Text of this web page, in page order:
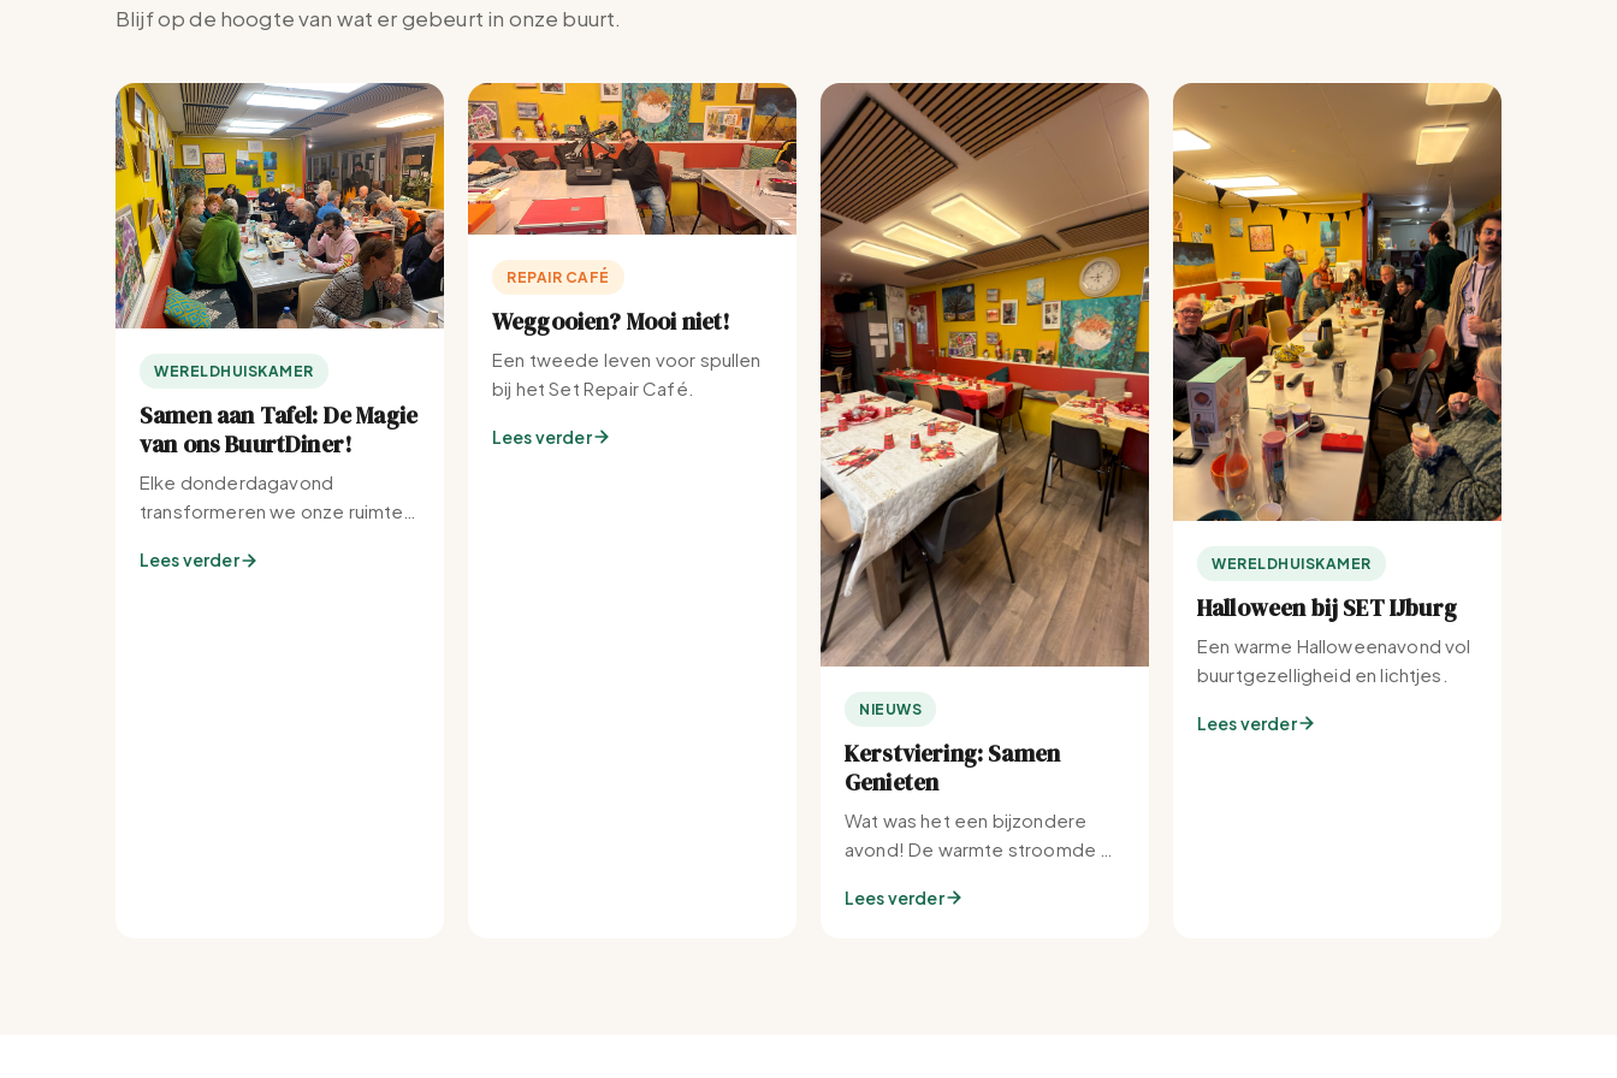
Blijf op de hoogte van wat er gebeurt in onze buurt.
WERELDHUISKAMER
Samen aan Tafel: De Magie
van ons BuurtDiner!
Elke donderdagavond
transformeren we onze ruimte
buurt.
Lees verder
REPAIR CAFÉ
Weggooien? Mooi niet!
Een tweede leven voor spullen
bij het Set Repair Café.
Lees verder
NIEUWS
Kerstviering: Samen
Genieten
Wat was het een bijzondere
avond! De warmte stroomde bij
Lees verder
WERELDHUISKAMER
Halloween bij SET IJburg
Een warme Halloweenavond vol
buurtgezelligheid en lichtjes.
Lees verder